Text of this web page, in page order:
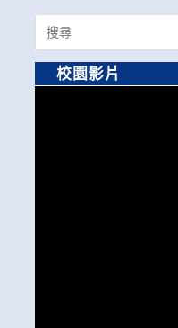
Search
for:
校園影片